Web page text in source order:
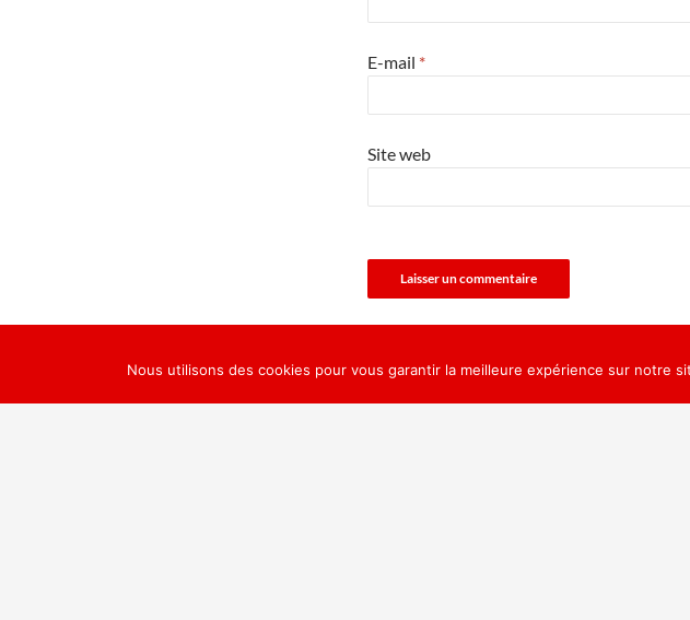
E-mail *
Site web
Nous utilisons des cookies pour vous garantir la meilleure expérience sur notre